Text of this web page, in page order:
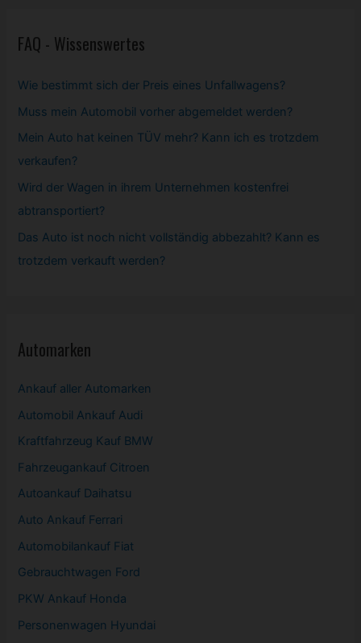
FAQ - Wissenswertes
Wie bestimmt sich der Preis eines Unfallwagens?
Muss mein Automobil vorher abgemeldet werden?
Mein Auto hat keinen TÜV mehr? Kann ich es trotzdem
verkaufen?
Wird der Wagen in ihrem Unternehmen kostenfrei
abtransportiert?
Das Auto ist noch nicht vollständig abbezahlt? Kann es
trotzdem verkauft werden?
Automarken
Ankauf aller Automarken
Automobil Ankauf Audi
Kraftfahrzeug Kauf BMW
Fahrzeugankauf Citroen
Autoankauf Daihatsu
Auto Ankauf Ferrari
Automobilankauf Fiat
Gebrauchtwagen Ford
PKW Ankauf Honda
Personenwagen Hyundai